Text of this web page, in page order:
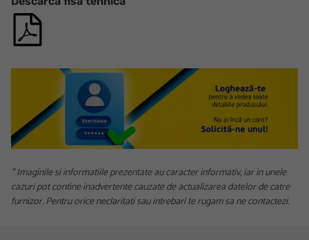
* Imaginile si informatiile prezentate au caracter informativ, iar in unele
cazuri pot contine inadvertente cauzate de actualizarea datelor de catre
furnizor. Pentru orice neclaritati sau intrebari te rugam sa ne contactezi.